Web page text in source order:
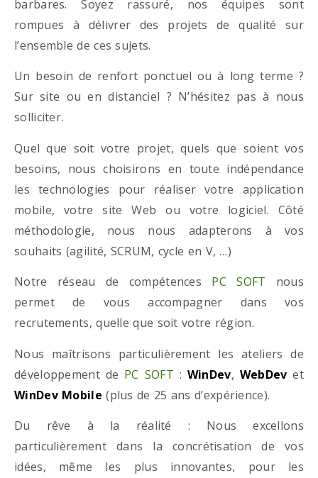
barbares. Soyez rassuré, nos équipes sont
rompues à délivrer des projets de qualité sur
l’ensemble de ces sujets.
Un besoin de renfort ponctuel ou à long terme ?
Sur site ou en distanciel ? N’hésitez pas à nous
solliciter.
Quel que soit votre projet, quels que soient vos
besoins, nous choisirons en toute indépendance
les technologies pour réaliser votre application
mobile, votre site Web ou votre logiciel. Côté
méthodologie, nous nous adapterons à vos
souhaits (agilité, SCRUM, cycle en V, …)
Notre réseau de compétences PC SOFT nous
permet de vous accompagner dans vos
recrutements, quelle que soit votre région.
Nous maîtrisons particulièrement les ateliers de
développement de PC SOFT : WinDev, WebDev et
WinDev Mobile (plus de 25 ans d’expérience).
Du rêve à la réalité : Nous excellons
particulièrement dans la concrétisation de vos
idées, même les plus innovantes, pour les